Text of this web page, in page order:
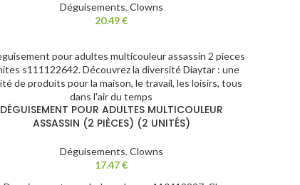
Déguisements, Clowns
20.49€
DÉGUISEMENT POUR ADULTES MULTICOULEUR
ASSASSIN (2 PIÈCES) (2 UNITÉS)
Déguisements, Clowns
17.47€